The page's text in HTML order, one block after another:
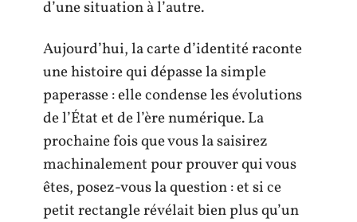
d’une situation à l’autre.
Aujourd’hui, la carte d’identité raconte
une histoire qui dépasse la simple
paperasse : elle condense les évolutions
de l’État et de l’ère numérique. La
prochaine fois que vous la saisirez
machinalement pour prouver qui vous
êtes, posez-vous la question : et si ce
petit rectangle révélait bien plus qu’un